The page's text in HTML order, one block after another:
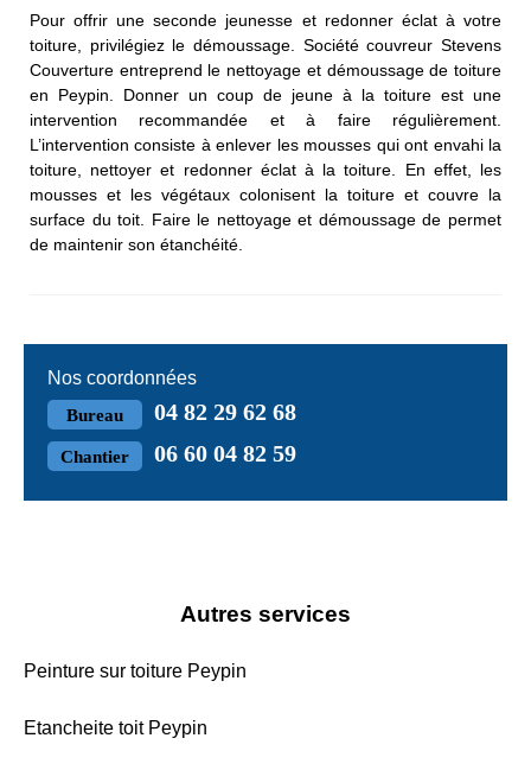
Pour offrir une seconde jeunesse et redonner éclat à votre
toiture, privilégiez le démoussage. Société couvreur Stevens
Couverture entreprend le nettoyage et démoussage de toiture
en Peypin. Donner un coup de jeune à la toiture est une
intervention recommandée et à faire régulièrement.
L’intervention consiste à enlever les mousses qui ont envahi la
toiture, nettoyer et redonner éclat à la toiture. En effet, les
mousses et les végétaux colonisent la toiture et couvre la
surface du toit. Faire le nettoyage et démoussage de permet
de maintenir son étanchéité.
Nos coordonnées
Bureau 04 82 29 62 68
Chantier 06 60 04 82 59
Autres services
Peinture sur toiture Peypin
Etancheite toit Peypin